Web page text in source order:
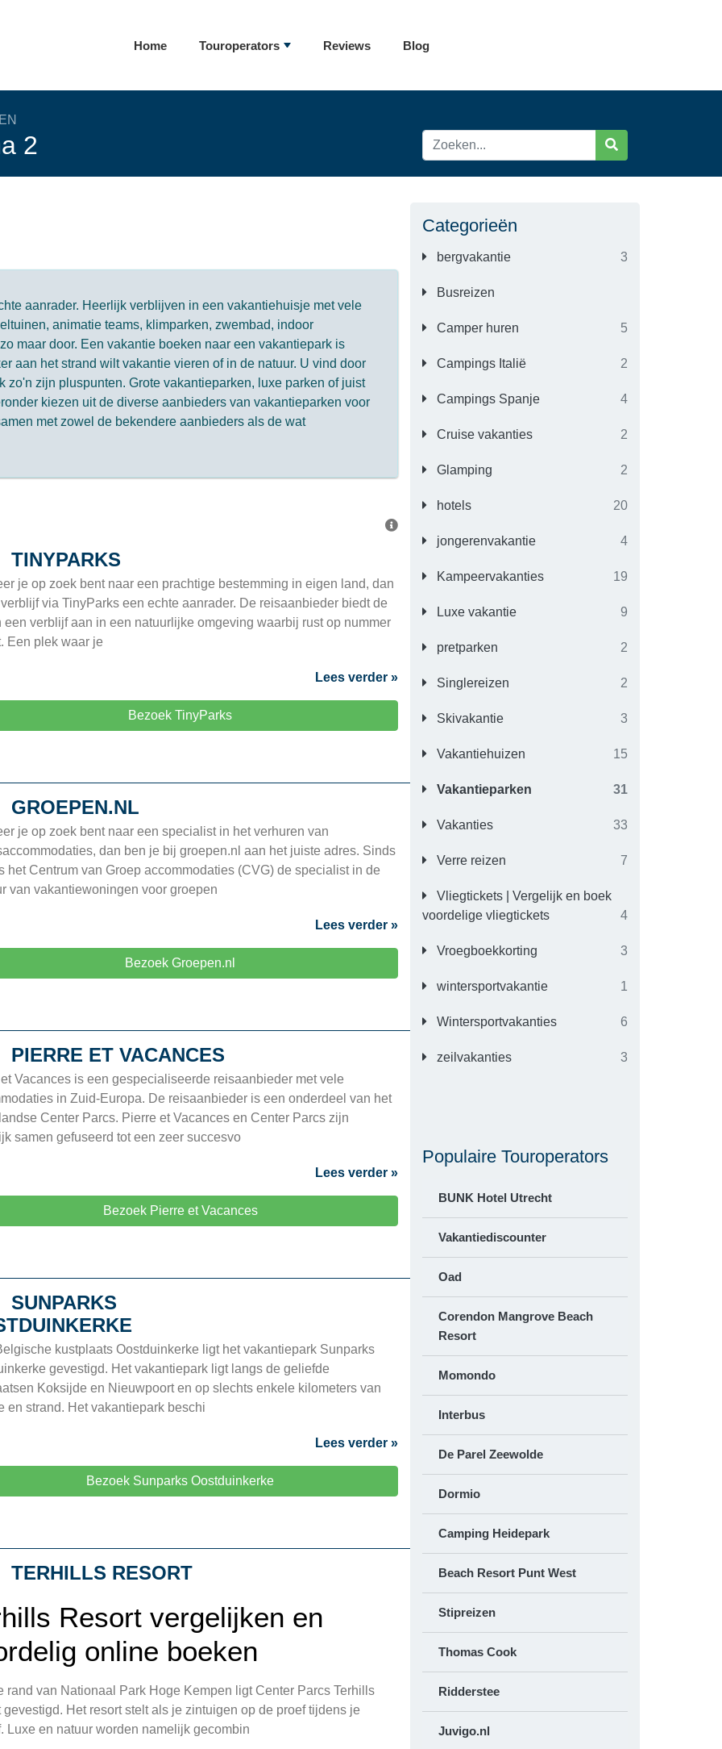
Home Touroperators Reviews Blog
2
Categorieën
bergvakantie 3
Busreizen
Camper huren 5
Campings Italië 2
Campings Spanje 4
Cruise vakanties 2
Glamping 2
hotels 20
jongerenvakantie 4
Kampeervakanties 19
Luxe vakantie 9
pretparken 2
Singlereizen 2
Skivakantie 3
Vakantiehuizen 15
Vakantieparken 31
Vakanties 33
Verre reizen 7
Vliegtickets | Vergelijk en boek
voordelige vliegtickets
4
Vroegboekkorting 3
wintersportvakantie 1
Wintersportvakanties 6
zeilvakanties 3
Populaire Touroperators
BUNK Hotel Utrecht
Vakantiediscounter
Oad
Corendon Mangrove Beach
Resort
Momondo
Interbus
De Parel Zeewolde
Dormio
Camping Heidepark
Beach Resort Punt West
Stipreizen
Thomas Cook
Ridderstee
Juvigo.nl
aanrader. Heerlijk verblijven in een vakantiehuisje met vele
animatie teams, klimparken, zwembad, indoor
maar door. Een vakantie boeken naar een vakantiepark is
aan het strand wilt vakantie vieren of in de natuur. U vind door
zo'n zijn pluspunten. Grote vakantieparken, luxe parken of juist
kiezen uit de diverse aanbieders van vakantieparken voor
met zowel de bekendere aanbieders als de wat
TINYPARKS
je op zoek bent naar een prachtige bestemming in eigen land, dan
via TinyParks een echte aanrader. De reisaanbieder biedt de
een verblijf aan in een natuurlijke omgeving waarbij rust op nummer
Een plek waar je
Lees verder »
Bezoek TinyParks
GROEPEN.NL
je op zoek bent naar een specialist in het verhuren van
dan ben je bij groepen.nl aan het juiste adres. Sinds
het Centrum van Groep accommodaties (CVG) de specialist in de
van vakantiewoningen voor groepen
Lees verder »
Bezoek Groepen.nl
PIERRE ET VACANCES
Vacances is een gespecialiseerde reisaanbieder met vele
in Zuid-Europa. De reisaanbieder is een onderdeel van het
Center Parcs. Pierre et Vacances en Center Parcs zijn
samen gefuseerd tot een zeer succesvo
Lees verder »
Bezoek Pierre et Vacances
SUNPARKS
kustplaats Oostduinkerke ligt het vakantiepark Sunparks
gevestigd. Het vakantiepark ligt langs de geliefde
Koksijde en Nieuwpoort en op slechts enkele kilometers van
en strand. Het vakantiepark beschi
Lees verder »
Bezoek Sunparks Oostduinkerke
TERHILLS RESORT
Resort vergelijken en
online boeken
rand van Nationaal Park Hoge Kempen ligt Center Parcs Terhills
gevestigd. Het resort stelt als je zintuigen op de proef tijdens je
Luxe en natuur worden namelijk gecombin